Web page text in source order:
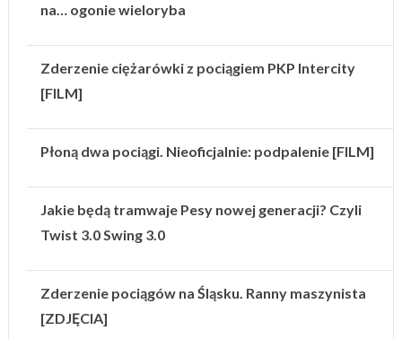
na… ogonie wieloryba
Zderzenie ciężarówki z pociągiem PKP Intercity
[FILM]
Płoną dwa pociągi. Nieoficjalnie: podpalenie [FILM]
Jakie będą tramwaje Pesy nowej generacji? Czyli
Twist 3.0 Swing 3.0
Zderzenie pociągów na Śląsku. Ranny maszynista
[ZDJĘCIA]